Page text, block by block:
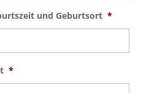
und Geburtsort *
*